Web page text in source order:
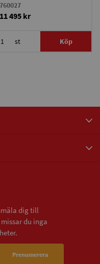
760027
11 495 kr
st Köp
dig till
du inga
Prenumerera